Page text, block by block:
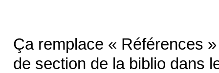
Ça remplace « Références
de section de la biblio dans